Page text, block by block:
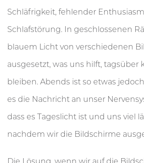
Schläfrigkeit, fehlender
Schlafstörung. In geschlossenen
blauem Licht von verschiedenen
ausgesetzt, was uns hilft, tagsüber
bleiben. Abends ist so etwas
es die Nachricht an unser
dass es Tageslicht ist und uns viel
nachdem wir die Bildschirme